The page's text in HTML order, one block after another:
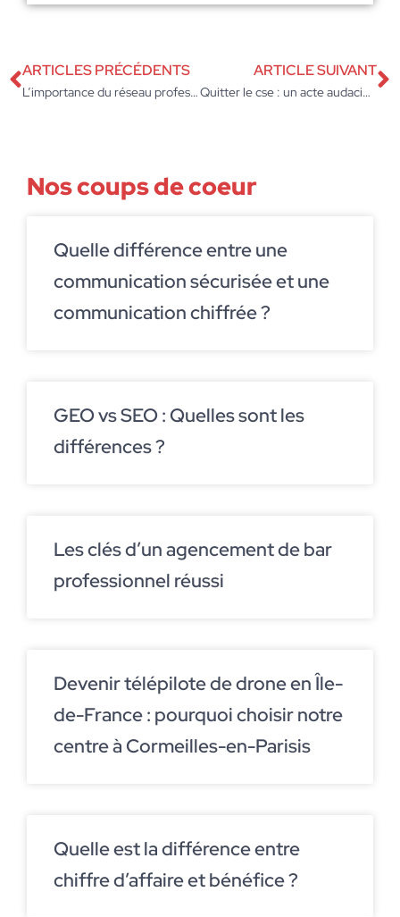
ARTICLES PRÉCÉDENTS
L’importance du réseau professionnel dans le secteur du BTP : conseils pour développer son activité
ARTICLE SUIVANT
Quitter le cse : un acte audacieux pour réinventer sa carrière en entreprise
Nos coups de coeur
Quelle différence entre une
communication sécurisée et une
communication chiffrée ?
GEO vs SEO : Quelles sont les
différences ?
Les clés d’un agencement de bar
professionnel réussi
Devenir télépilote de drone en Île-
de-France : pourquoi choisir notre
centre à Cormeilles-en-Parisis
Quelle est la différence entre
chiffre d’affaire et bénéfice ?